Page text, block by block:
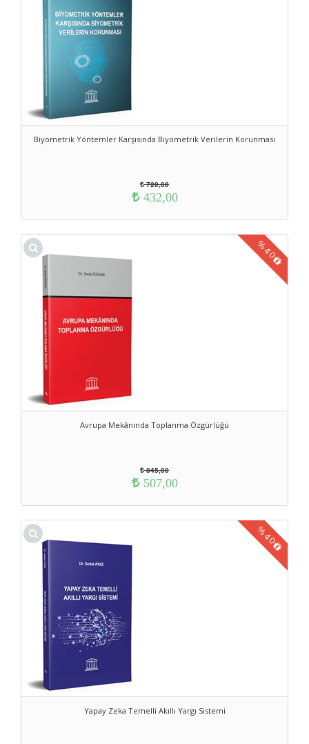
Biyometrik Yöntemler Karşısında Biyometrik Verilerin Korunması
720,00
432,00
Avrupa Mekânında Toplanma Özgürlüğü
%40
845,00
507,00
Yapay Zeka Temelli Akıllı Yargı Sistemi
%40